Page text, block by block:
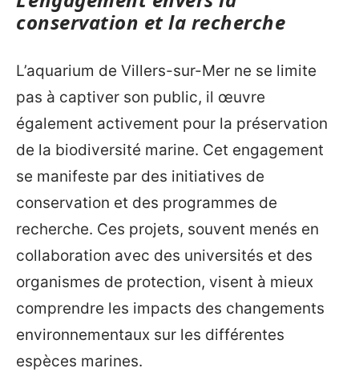
conservation et la recherche
L’aquarium de Villers-sur-Mer ne se limite
pas à captiver son public, il œuvre
également activement pour la préservation
de la biodiversité marine. Cet engagement
se manifeste par des initiatives de
conservation et des programmes de
recherche. Ces projets, souvent menés en
collaboration avec des universités et des
organismes de protection, visent à mieux
comprendre les impacts des changements
environnementaux sur les différentes
espèces marines.